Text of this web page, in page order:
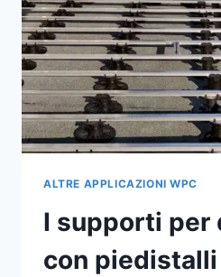
DA
UNA
BASE
IN
E
DA
ALTRE APPLICAZIONI WPC
I supporti per
con